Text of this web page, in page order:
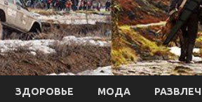
ЗДОРОВЬЕ МОДА